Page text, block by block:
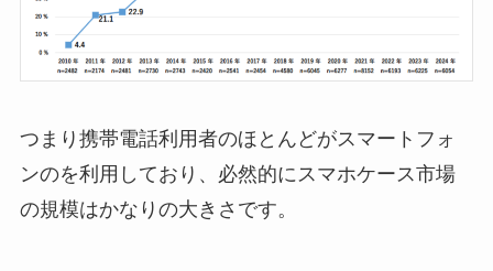
つまり携帯電話利用者のほとんどがスマートフォ
ンのを利用しており、必然的にスマホケース市場
の規模はかなりの大きさです。